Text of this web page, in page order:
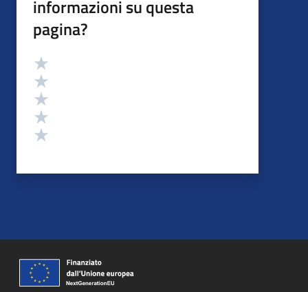
informazioni su questa
pagina?
Valutazione